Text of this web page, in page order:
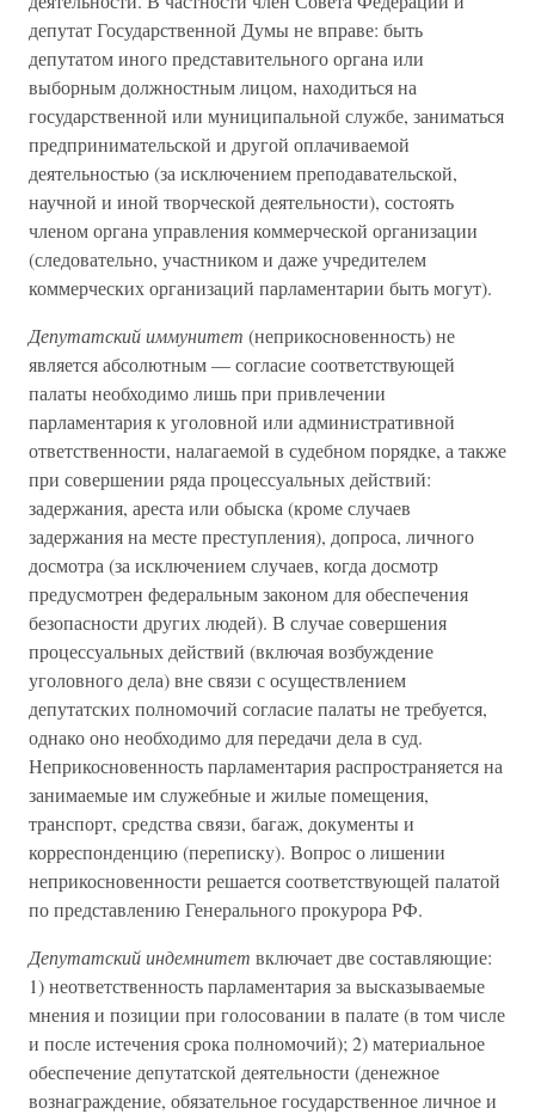
депутат Государственной Думы не вправе: быть
депутатом иного представительного органа или
выборным должностным лицом, находиться на
государственной или муниципальной службе, заниматься
предпринимательской и другой оплачиваемой
деятельностью (за исключением преподавательской,
научной и иной творческой деятельности), состоять
членом органа управления коммерческой организации
(следовательно, участником и даже учредителем
коммерческих организаций парламентарии быть могут).
Депутатский иммунитет (неприкосновенность) не
является абсолютным — согласие соответствующей
палаты необходимо лишь при привлечении
парламентария к уголовной или административной
ответственности, налагаемой в судебном порядке, а также
при совершении ряда процессуальных действий:
задержания, ареста или обыска (кроме случаев
задержания на месте преступления), допроса, личного
досмотра (за исключением случаев, когда досмотр
предусмотрен федеральным законом для обеспечения
безопасности других людей). В случае совершения
процессуальных действий (включая возбуждение
уголовного дела) вне связи с осуществлением
депутатских полномочий согласие палаты не требуется,
однако оно необходимо для передачи дела в суд.
Неприкосновенность парламентария распространяется на
занимаемые им служебные и жилые помещения,
транспорт, средства связи, багаж, документы и
корреспонденцию (переписку). Вопрос о лишении
неприкосновенности решается соответствующей палатой
по представлению Генерального прокурора РФ.
Депутатский индемнитет включает две составляющие:
1) неответственность парламентария за высказываемые
мнения и позиции при голосовании в палате (в том числе
и после истечения срока полномочий); 2) материальное
обеспечение депутатской деятельности (денежное
вознаграждение, обязательное государственное личное и